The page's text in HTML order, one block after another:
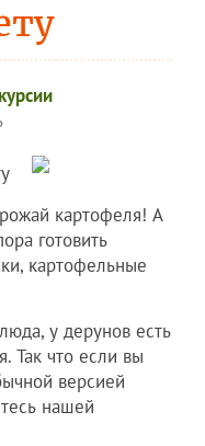
картофеля! А
готовить
картофельные
у дерунов есть
Так что если вы
версией
нашей